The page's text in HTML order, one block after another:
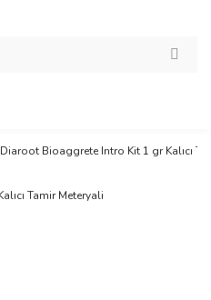
Diaroot Bioaggrete Intro Kit 1 gr Kalıcı